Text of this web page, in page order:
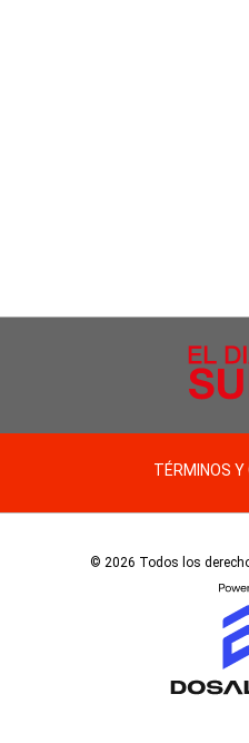
TÉRMINOS Y
© 2026 Todos los